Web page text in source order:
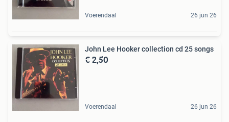
Voerendaal 26 jun 26
John Lee Hooker collection cd 25 songs
€ 2,50
Voerendaal 26 jun 26